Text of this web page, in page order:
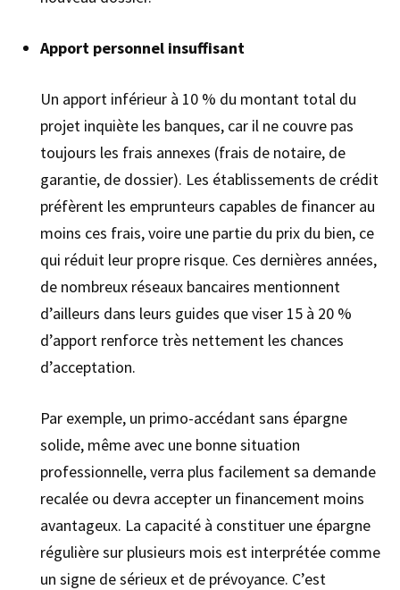
Apport personnel insuffisant
Un apport inférieur à 10 % du montant total du
projet inquiète les banques, car il ne couvre pas
toujours les frais annexes (frais de notaire, de
garantie, de dossier). Les établissements de crédit
préfèrent les emprunteurs capables de financer au
moins ces frais, voire une partie du prix du bien, ce
qui réduit leur propre risque. Ces dernières années,
de nombreux réseaux bancaires mentionnent
d’ailleurs dans leurs guides que viser 15 à 20 %
d’apport renforce très nettement les chances
d’acceptation.
Par exemple, un primo-accédant sans épargne
solide, même avec une bonne situation
professionnelle, verra plus facilement sa demande
recalée ou devra accepter un financement moins
avantageux. La capacité à constituer une épargne
régulière sur plusieurs mois est interprétée comme
un signe de sérieux et de prévoyance. C’est